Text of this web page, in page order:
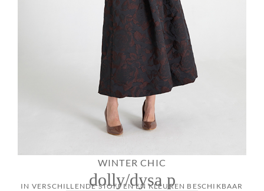
WINTER CHIC
dolly/dysa p
IN VERSCHILLENDE STOFFEN EN KLEUREN BESCHIKBAAR